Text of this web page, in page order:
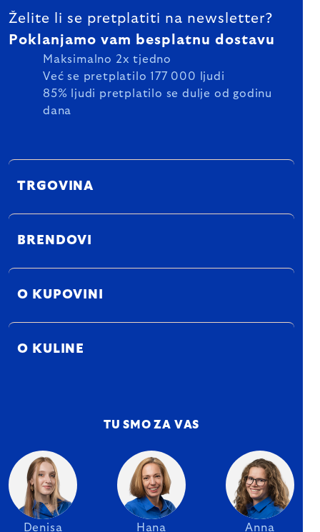
Želite li se pretplatiti na newsletter?
Poklanjamo vam besplatnu dostavu
Maksimalno 2x tjedno
Već se pretplatilo 177 000 ljudi
85% ljudi pretplatilo se dulje od godinu
dana
TRGOVINA
BRENDOVI
O KUPOVINI
O KULINE
TU SMO ZA VAS
Denisa Hana Anna